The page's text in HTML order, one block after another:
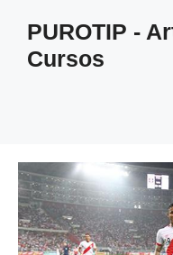
contenido
PUROTIP -
Cursos